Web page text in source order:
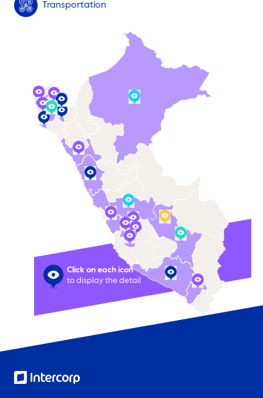
Transportation
Click on each icon
to display the detail